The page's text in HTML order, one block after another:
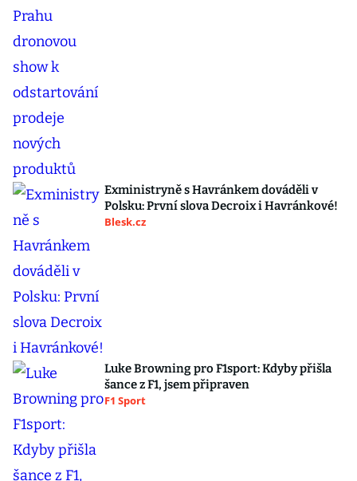
Exministryně s Havránkem dováděli v
Polsku: První slova Decroix i Havránkové!
Blesk.cz
Luke Browning pro F1sport: Kdyby přišla
šance z F1, jsem připraven
F1 Sport